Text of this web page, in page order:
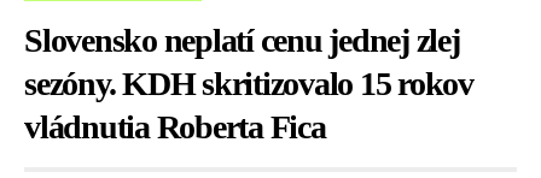
Slovensko neplatí cenu jednej zlej
sezóny. KDH skritizovalo 15 rokov
vládnutia Roberta Fica